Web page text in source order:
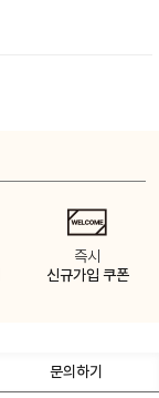
즉시
신규가입 쿠폰
문의하기